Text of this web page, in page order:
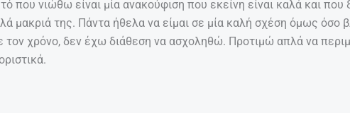
που νιώθω είναι μία ανακούφιση που εκείνη είναι καλά και που
μακριά της. Πάντα ήθελα να είμαι σε μία καλή σχέση όμως όσο
τον χρόνο, δεν έχω διάθεση να ασχοληθώ. Προτιμώ απλά να